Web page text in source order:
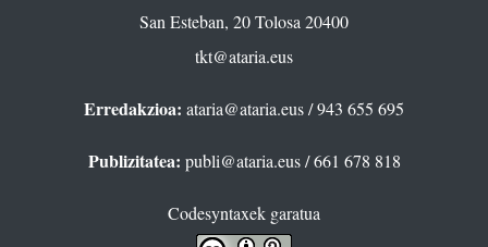
San Esteban, 20 Tolosa 20400
tkt@ataria.eus
Erredakzioa: ataria@ataria.eus/ 943 655 695
Publizitatea: publi@ataria.eus/ 661 678 818
Codesyntaxek garatua